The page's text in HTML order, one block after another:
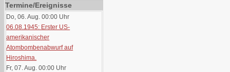
Termine/Ereignisse
Do, 06. Aug. 00:00 Uhr
06.08.1945: Erster US-
amerikanischer
Atombombenabwurf auf
Hiroshima.
Fr, 07. Aug. 00:00 Uhr